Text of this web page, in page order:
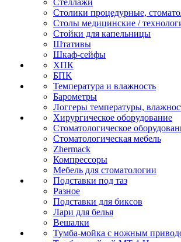
Стеллажи
Столики процедурные,
Столы медицинские /
Стойки для капельницы
Штативы
Шкаф-сейфы
ХПК
БПК
Температура и влажность
Барометры
Логгеры температуры,
Хирургическое оборудование
Стоматологическое
Стоматологическая мебель
Zhermack
Компрессоры
Мебель для стоматологии
Подставки под таз
Разное
Подставки для биксов
Лари для белья
Вешалки
Тумба-мойка с ножным